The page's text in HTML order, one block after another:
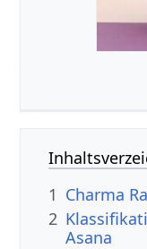
1 Charma
2
Asana